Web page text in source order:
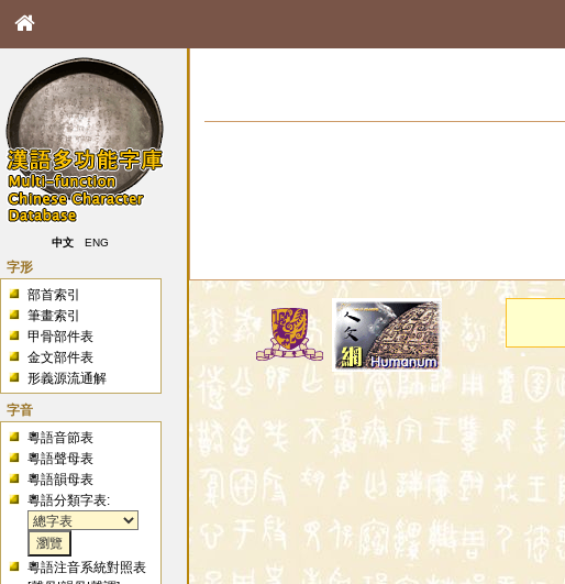
中文 ENG
字形
部首索引
筆畫索引
甲骨部件表
金文部件表
形義源流通解
字音
粵語音節表
粵語聲母表
粵語韻母表
粵語分類字表:
粵語注音系統對照表